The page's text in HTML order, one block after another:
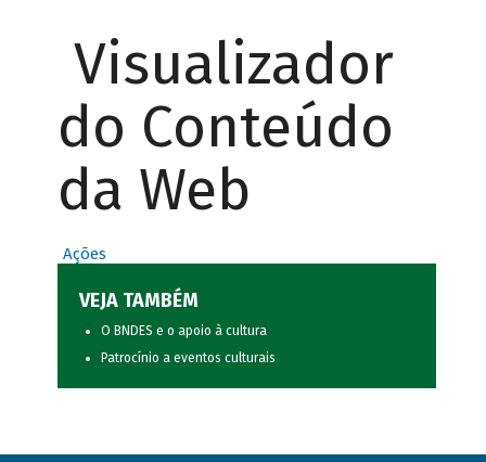
Visualizador
do Conteúdo
da Web
Ações
VEJA TAMBÉM
O BNDES e o apoio à cultura
Patrocínio a eventos culturais